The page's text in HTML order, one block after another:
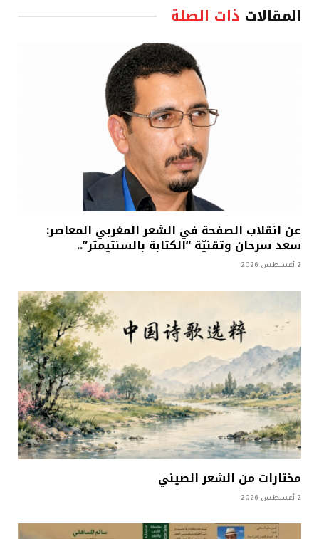
المقالات ذات الصلة
عن انقلاب الصفحة في الشعر المغربي المعاصر:
سعد سرحان وتقنيّة “الكتابة بالسنتيمتر”..
2 أغسطس 2026
مختارات من الشعر الصيني
2 أغسطس 2026